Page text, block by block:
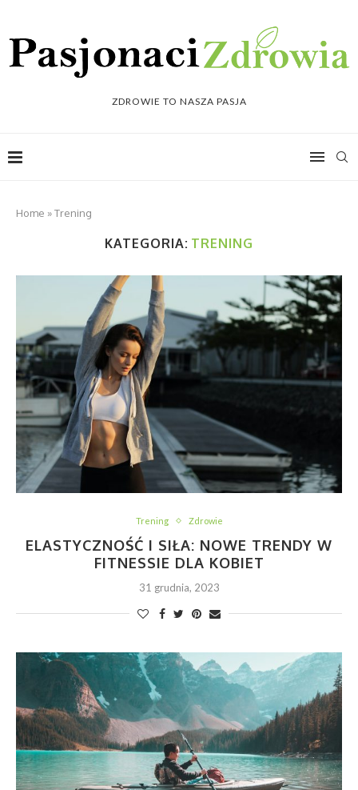
ZDROWIE TO NASZA PASJA
Home »Trening
KATEGORIA: TRENING
Trening Zdrowie
ELASTYCZNOŚĆ I SIŁA: NOWE TRENDY W
FITNESSIE DLA KOBIET
31 grudnia, 2023